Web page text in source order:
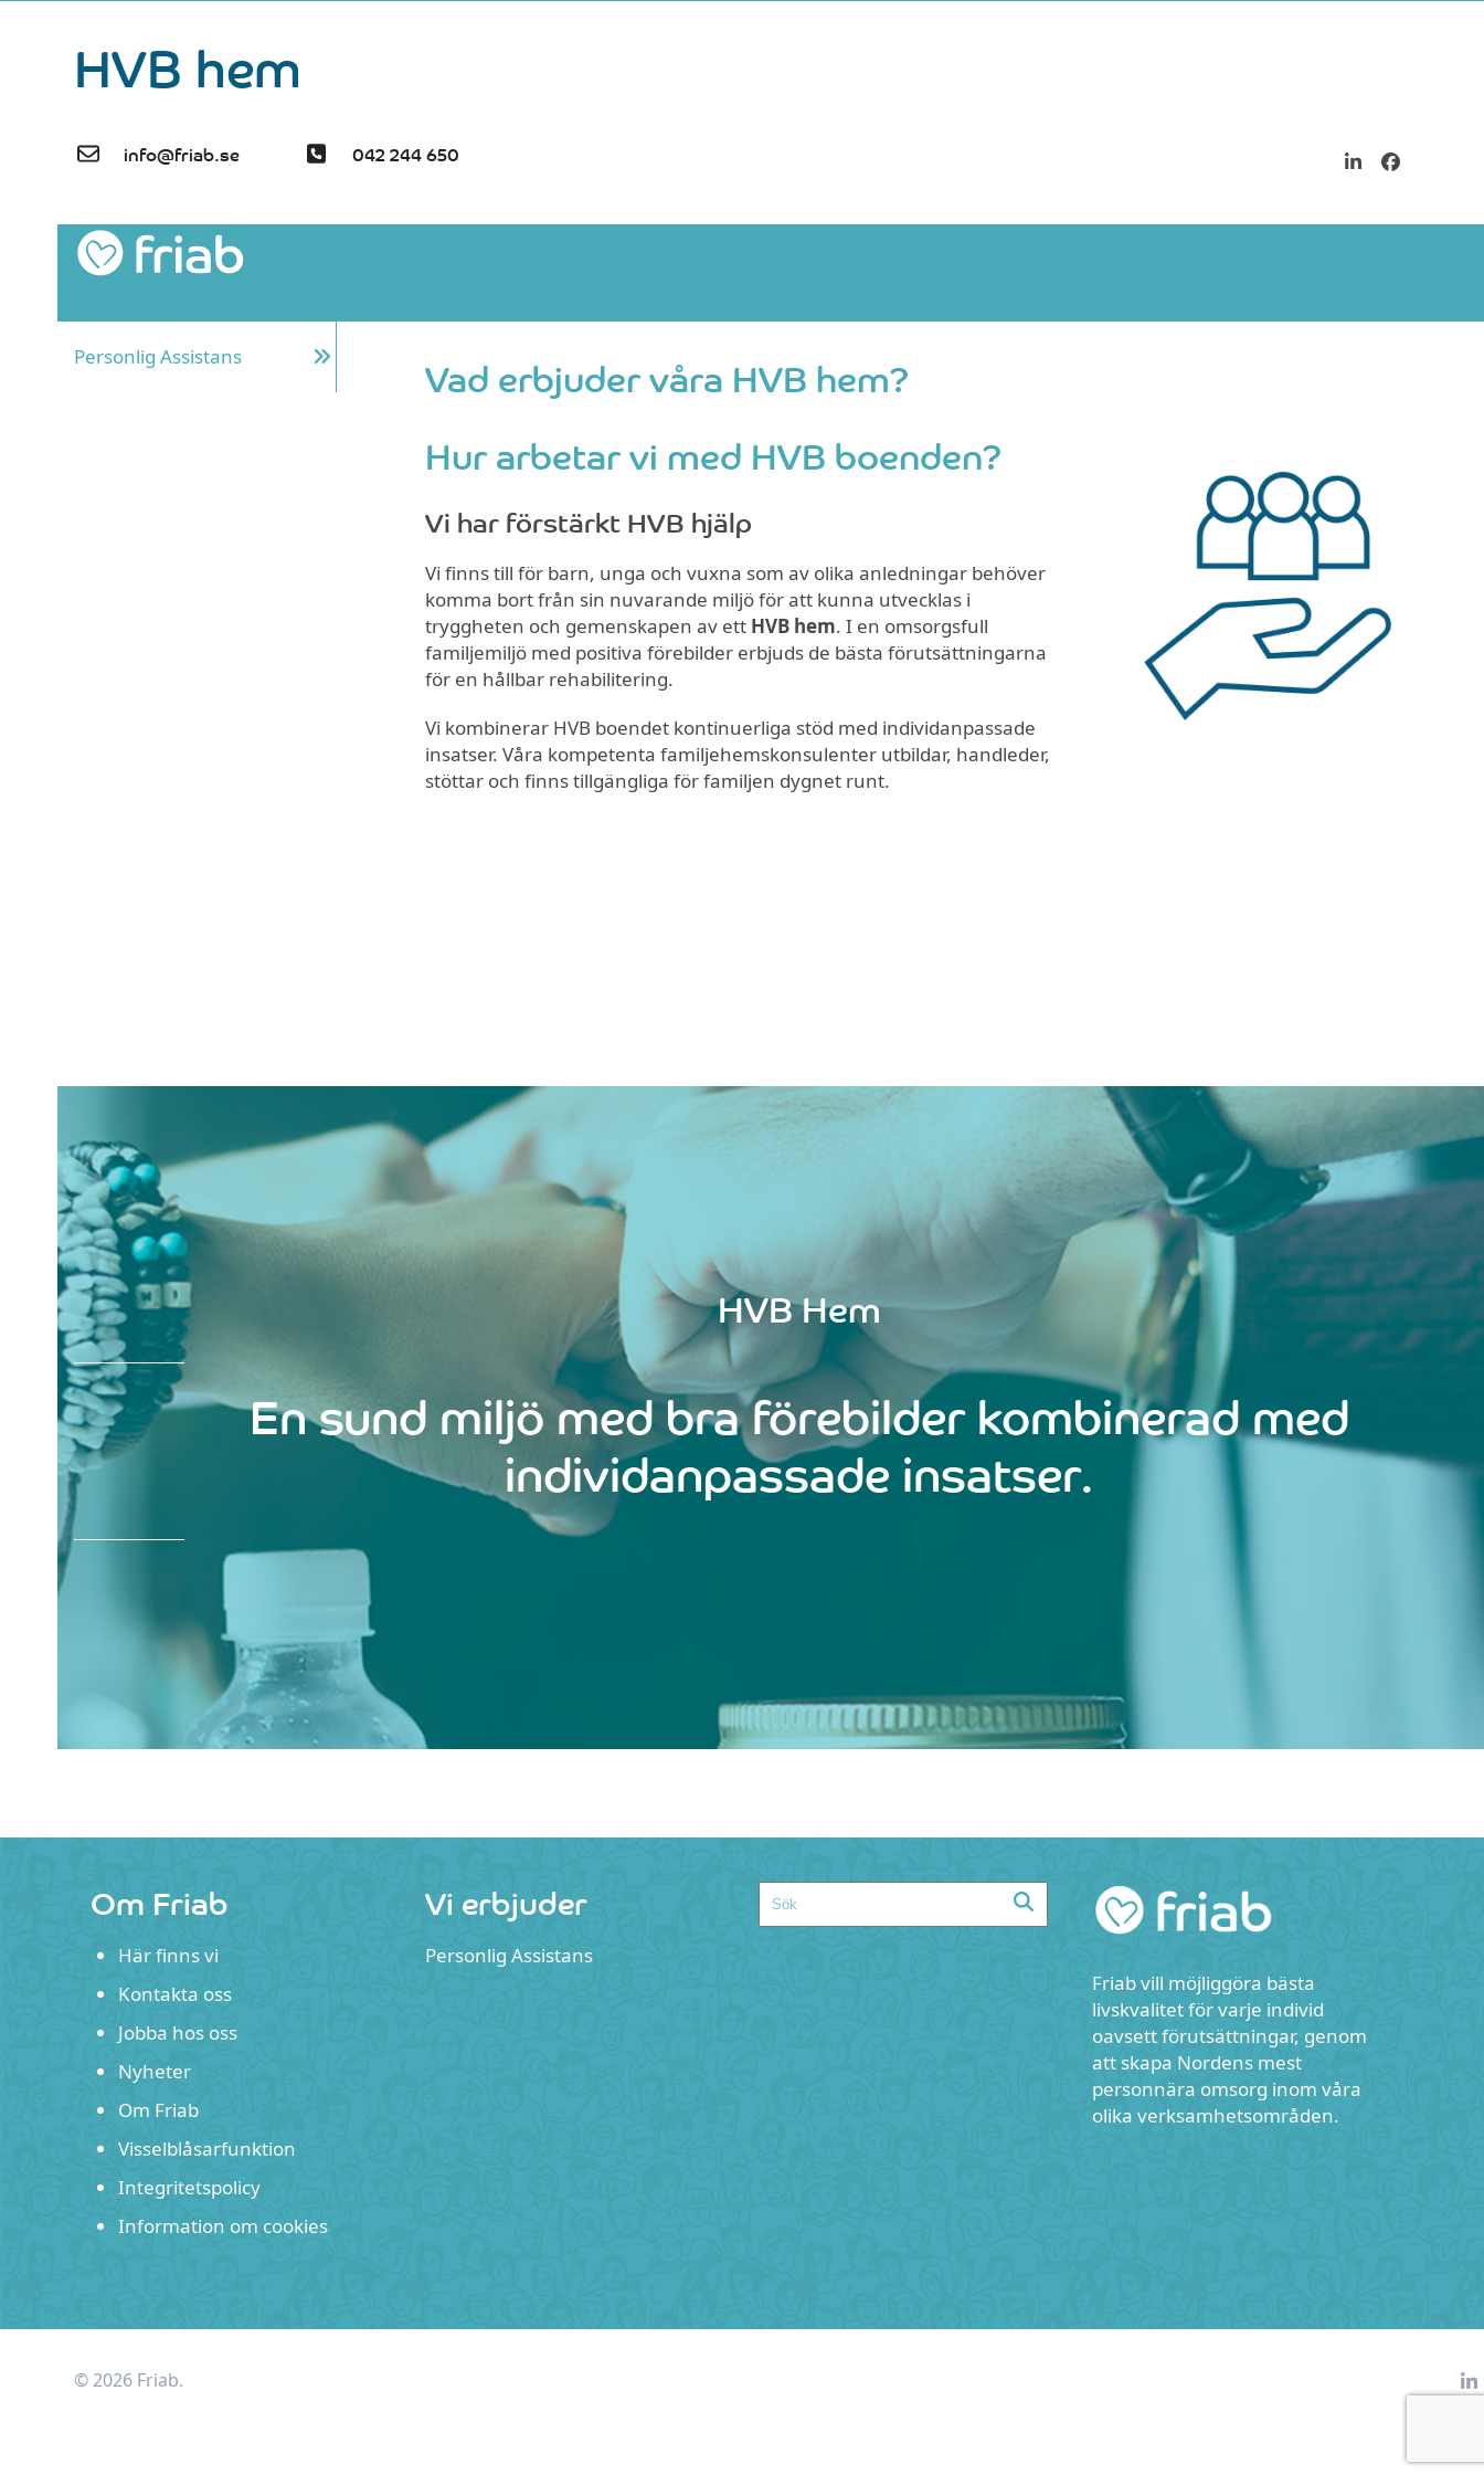
HVB hem
info@friab.se 042 244 650 LinkedInFacebook
Personlig Assistans
Vad erbjuder våra HVB hem?
Hur arbetar vi med HVB boenden?
Vi har förstärkt HVB hjälp
Vi finns till för barn, unga och vuxna som av olika anledningar behöver
komma bort från sin nuvarande miljö för att kunna utvecklas i
tryggheten och gemenskapen av ettHVB hem. I en omsorgsfull
familjemiljö med positiva förebilder erbjuds de bästa förutsättningarna
för en hållbar rehabilitering.
Vi kombinerar HVB boendet kontinuerliga stöd med individanpassade
insatser. Våra kompetenta familjehemskonsulenter utbildar, handleder,
stöttar och finns tillgängliga för familjen dygnet runt.
HVB Hem
En sund miljö med bra förebilder kombinerad med
individanpassade insatser.
Om Friab
Här finns vi
Kontakta oss
Jobba hos oss
Nyheter
Om Friab
Visselblåsarfunktion
Integritetspolicy
Information om cookies
Vi erbjuder
Personlig Assistans
Search
Friab vill möjliggöra bästa
livskvalitet för varje individ
oavsett förutsättningar, genom
att skapa Nordens mest
personnära omsorg inom våra
olika verksamhetsområden.
© 2026 Friab.